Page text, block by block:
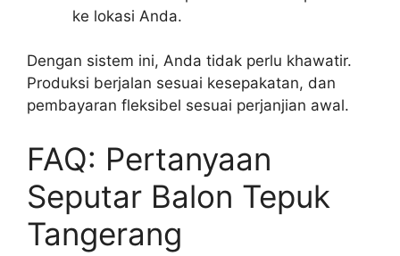
ke lokasi Anda.
Dengan sistem ini, Anda tidak perlu khawatir.
Produksi berjalan sesuai kesepakatan, dan
pembayaran fleksibel sesuai perjanjian awal.
FAQ: Pertanyaan
Seputar Balon Tepuk
Tangerang